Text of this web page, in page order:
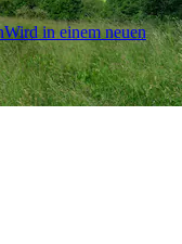
Wird in einem neuen